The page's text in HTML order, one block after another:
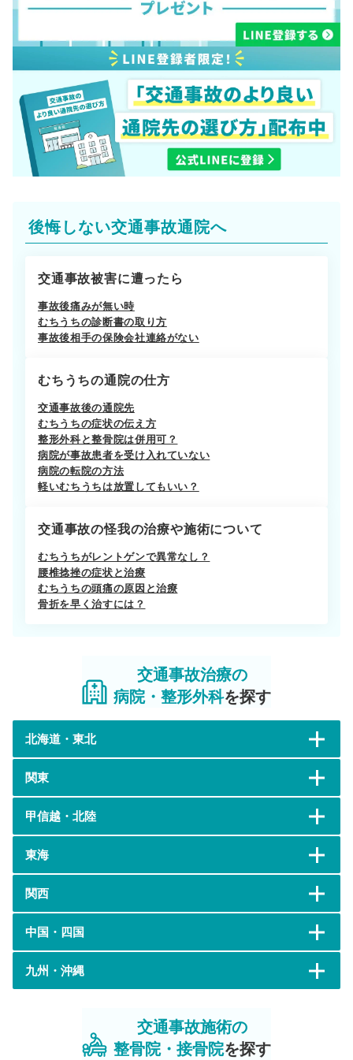
後悔しない交通事故通院へ
交通事故被害に遭ったら
事故後痛みが無い時
むちうちの診断書の取り方
事故後相手の保険会社連絡がない
むちうちの通院の仕方
交通事故後の通院先
むちうちの症状の伝え方
整形外科と整骨院は併用可？
病院が事故患者を受け入れていない
病院の転院の方法
軽いむちうちは放置してもいい？
交通事故の怪我の治療や施術について
むちうちがレントゲンで異常なし？
腰椎捻挫の症状と治療
むちうちの頭痛の原因と治療
骨折を早く治すには？
交通事故治療の
病院・整形外科を探す
北海道・東北
関東
甲信越・北陸
東海
関西
中国・四国
九州・沖縄
交通事故施術の
整骨院・接骨院を探す